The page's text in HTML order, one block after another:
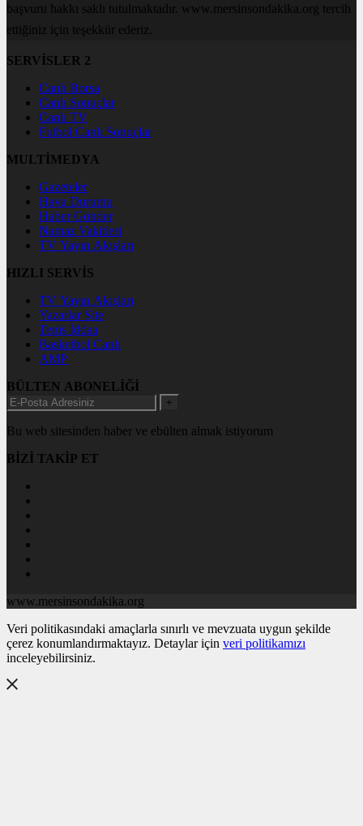
başvuru hakkı saklı tutulmaktadır. www.mersinsondakika.org tercih
ettiğiniz için teşekkür ederiz.
SERVİSLER 2
Canlı Borsa
Canlı Sonuçlar
Canlı TV
Futbol Canlı Sonuçlar
MULTİMEDYA
Gazeteler
Hava Durumu
Haber Gönder
Namaz Vakitleri
TV Yayın Akışları
HIZLI SERVİS
TV Yayın Akışları
Yazarlar Site
Tenis İddaa
Basketbol Canlı
AMP
BÜLTEN ABONELİĞİ
+
Bu web sitesinden haber ve ebülten almak istiyorum
BİZİ TAKİP ET
www.mersinsondakika.org
Veri politikasındaki amaçlarla sınırlı ve mevzuata uygun şekilde
çerez konumlandırmaktayız. Detaylar için veri politikamızı
inceleyebilirsiniz.